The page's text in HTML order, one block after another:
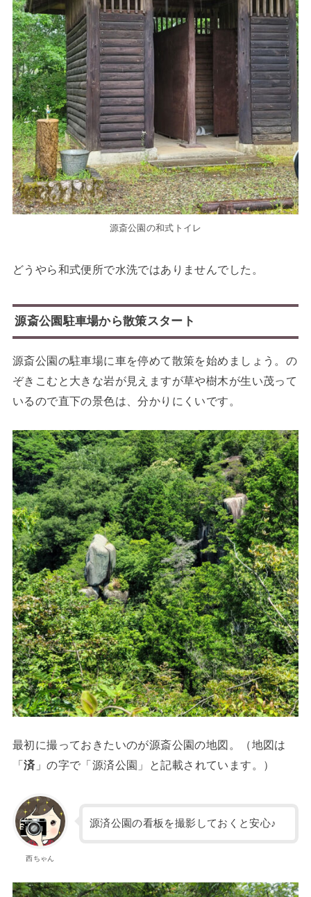
源斎公園の和式トイレ
どうやら和式便所で水洗ではありませんでした。
源斎公園駐車場から散策スタート
源斎公園の駐車場に車を停めて散策を始めましょう。の
ぞきこむと大きな岩が見えますが草や樹木が生い茂って
いるので直下の景色は、分かりにくいです。
最初に撮っておきたいのが源斎公園の地図。（地図は
「済 」の字で「源済公園」と記載されています。）
西ちゃん
源済公園の看板を撮影しておくと安心♪